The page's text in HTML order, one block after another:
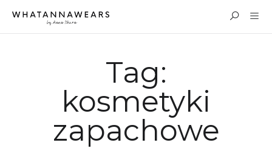
Tag:
kosmetyki
zapachowe